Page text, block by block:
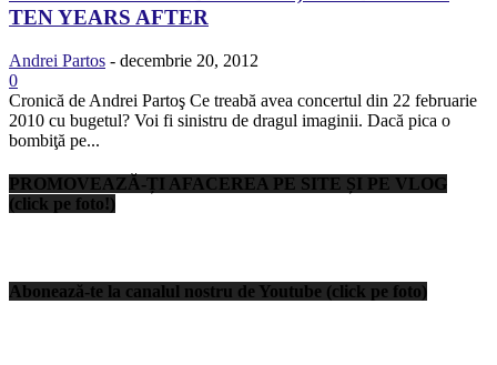
TEN YEARS AFTER
Andrei Partos - decembrie 20, 2012
0
Cronică de Andrei Partoş Ce treabă avea concertul din 22 februarie
2010 cu bugetul? Voi fi sinistru de dragul imaginii. Dacă pica o
bombiţă pe...
PROMOVEAZĂ-ȚI AFACEREA PE SITE ȘI PE VLOG
(click pe foto!)
Abonează-te la canalul nostru de Youtube (click pe foto)